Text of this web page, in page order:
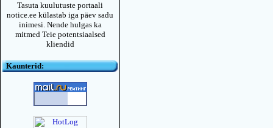
Tasuta kuulutuste portaali
notice.ee külastab iga päev sadu
inimesi. Nende hulgas ka
mitmed Teie potentsiaalsed
kliendid
Kaunterid: